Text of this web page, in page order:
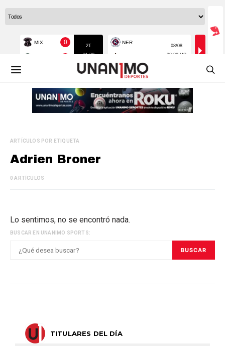
ARTÍCULOS POR ETIQUETA
Adrien Broner
0 ARTÍCULOS
Lo sentimos, no se encontró nada.
BUSCAR EN UNANIMO SPORTS:
BUSCAR
TITULARES DEL DÍA